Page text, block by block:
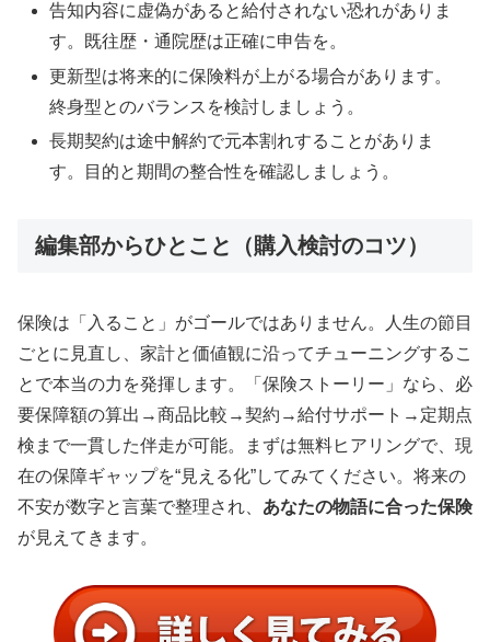
告知内容に虚偽があると給付されない恐れがありま
す。既往歴・通院歴は正確に申告を。
更新型は将来的に保険料が上がる場合があります。
終身型とのバランスを検討しましょう。
長期契約は途中解約で元本割れすることがありま
す。目的と期間の整合性を確認しましょう。
編集部からひとこと（購入検討のコツ）
保険は「入ること」がゴールではありません。人生の節目
ごとに見直し、家計と価値観に沿ってチューニングするこ
とで本当の力を発揮します。「保険ストーリー」なら、必
要保障額の算出→商品比較→契約→給付サポート→定期点
検まで一貫した伴走が可能。まずは無料ヒアリングで、現
在の保障ギャップを“見える化”してみてください。将来の
不安が数字と言葉で整理され、 あなたの物語に合った保険
が見えてきます。